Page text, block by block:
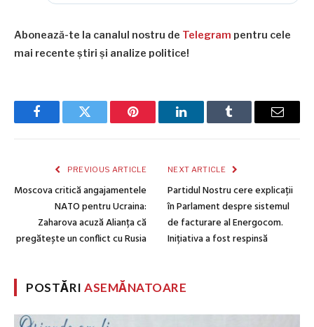
Abonează-te la canalul nostru de Telegram pentru cele
mai recente știri și analize politice!
FacebookTwitter Pinterest LinkedInTumblr Email
PREVIOUS ARTICLE
Moscova critică angajamentele
NATO pentru Ucraina:
Zaharova acuză Alianța că
pregătește un conflict cu Rusia
NEXT ARTICLE
Partidul Nostru cere explicații
în Parlament despre sistemul
de facturare al Energocom.
Inițiativa a fost respinsă
POSTĂRIASEMĂNATOARE